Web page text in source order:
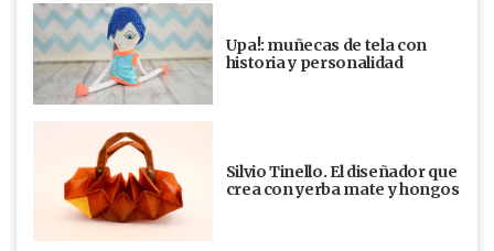
Upa!: muñecas de tela con
historia y personalidad
Silvio Tinello. El diseñador que
crea con yerba mate y hongos